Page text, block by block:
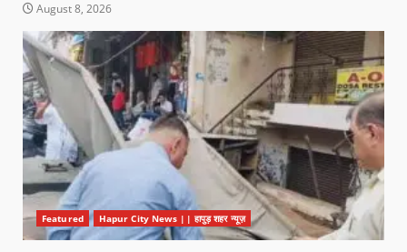
August 8, 2026
Featured Hapur City News || हापुड़ शहर न्यूज़